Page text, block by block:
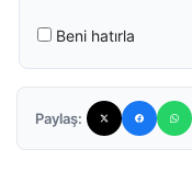
Beni hatırla
Paylaş: